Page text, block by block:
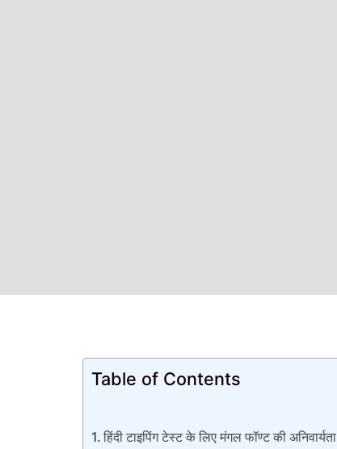
Table of Contents
हिंदी टाइपिंग टेस्ट के लिए मंगल फॉण्ट की अनिवार्यता